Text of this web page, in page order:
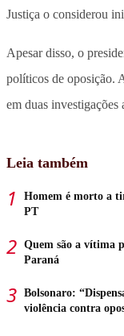
Justiça o considerou
Apesar disso, o
políticos de oposição.
em duas investigações
Leia também
Homem é morto a
PT
Quem são a vítima
Paraná
Bolsonaro:
violência contra